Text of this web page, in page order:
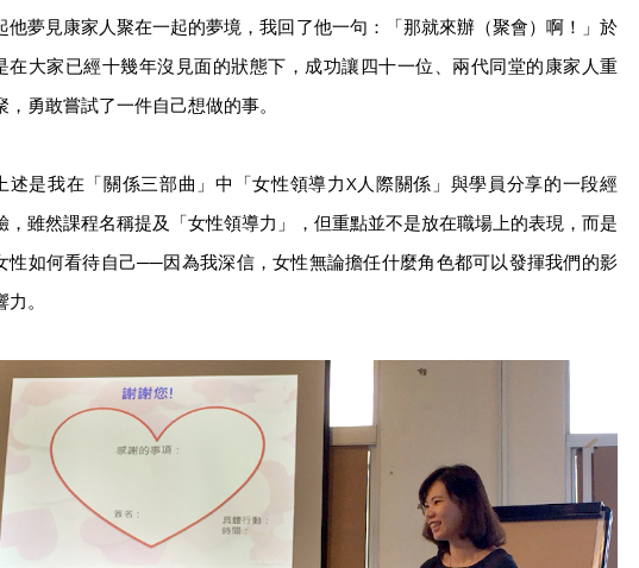
他夢見康家人聚在一起的夢境，我回了他一句：「那就來辦（聚會）啊！」於
在大家已經十幾年沒見面的狀態下，成功讓四十一位、兩代同堂的康家人重
，勇敢嘗試了一件自己想做的事。
上述是我在「關係三部曲」中「女性領導力X人際關係」與學員分享的一段經
，雖然課程名稱提及「女性領導力」，但重點並不是放在職場上的表現，而是
性如何看待自己──因為我深信，女性無論擔任什麼角色都可以發揮我們的影
力。